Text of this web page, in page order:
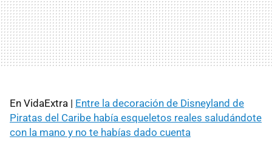
En VidaExtra | Entre la decoración de Disneyland de
Piratas del Caribe había esqueletos reales saludándote
con la mano y no te habías dado cuenta